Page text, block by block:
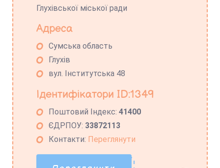
Глухівської міської ради
Адреса
Сумська область
Глухів
вул. Інститутська 48
Ідентифікатори ID:1349
Поштовий Індекс:41400
ЄДРПОУ: 33872113
Контакти: Переглянути